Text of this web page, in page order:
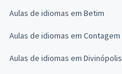
Aulas de idiomas em Betim
Aulas de idiomas em Contagem
Aulas de idiomas em Divinópolis